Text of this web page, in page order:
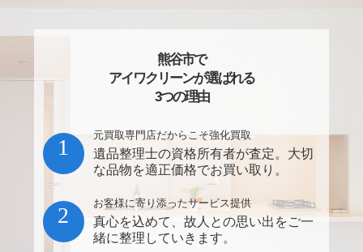
熊谷市で
アイワクリーンが選ばれる
3つの理由
元買取専門店だからこそ強化買取
遺品整理士の資格所有者が査定。大切
な品物を適正価格でお買い取り。
1
お客様に寄り添ったサービス提供
真心を込めて、故人との思い出をご一
緒に整理していきます。
2